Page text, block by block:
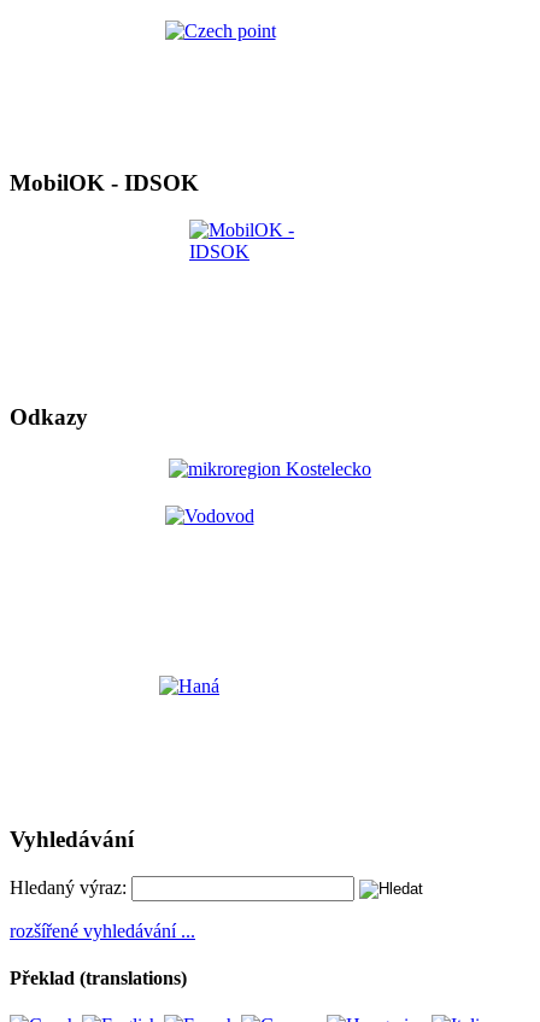
MobilOK - IDSOK
Odkazy
Vyhledávání
Hledaný výraz:
rozšířené vyhledávání ...
Překlad (translations)